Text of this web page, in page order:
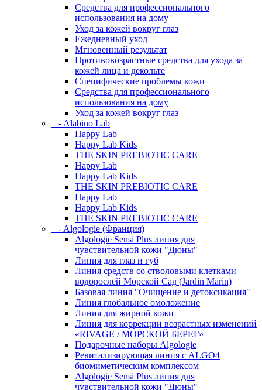
Средства для профессионального
использования на дому
Уход за кожей вокруг глаз
Ежедневный уход
Мгновенный результат
Противовозрастные средства для ухода за
кожей лица и декольте
Специфические проблемы кожи
Средства для профессионального
использования на дому
Уход за кожей вокруг глаз
- Alabino Lab
Happy Lab
Happy Lab Kids
THE SKIN PREBIOTIC CARE
Happy Lab
Happy Lab Kids
THE SKIN PREBIOTIC CARE
Happy Lab
Happy Lab Kids
THE SKIN PREBIOTIC CARE
- Algologie (Франция)
Algologie Sensi Plus линия для
чувcтвительной кожи "Дюны"
Линия для глаз и губ
Линия средств со стволовыми клетками
водорослей Морской Сад (Jardin Marin)
Базовая линия "Очищение и детоксикация"
Линия глобальное омоложение
Линия для жирной кожи
Линия для коррекции возрастных изменений
«RIVAGE / МОРСКОЙ БЕРЕГ»
Подарочные наборы Algologie
Ревитализирующая линия с ALGO4
биомиметическим комплексом
Algologie Sensi Plus линия для
чувcтвительной кожи "Дюны"